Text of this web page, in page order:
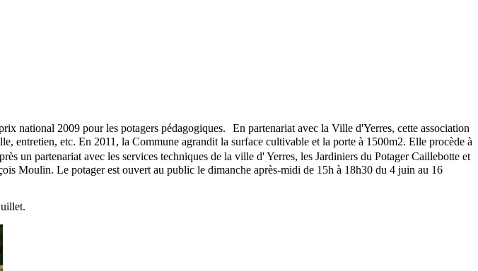
national 2009 pour les potagers pédagogiques. En partenariat avec la Ville d'Yerres, cette association
entretien, etc. En 2011, la Commune agrandit la surface cultivable et la porte à 1500m2. Elle procède à
un partenariat avec les services techniques de la ville d' Yerres, les Jardiniers du Potager Caillebotte et
Moulin. Le potager est ouvert au public le dimanche après-midi de 15h à 18h30 du 4 juin au 16